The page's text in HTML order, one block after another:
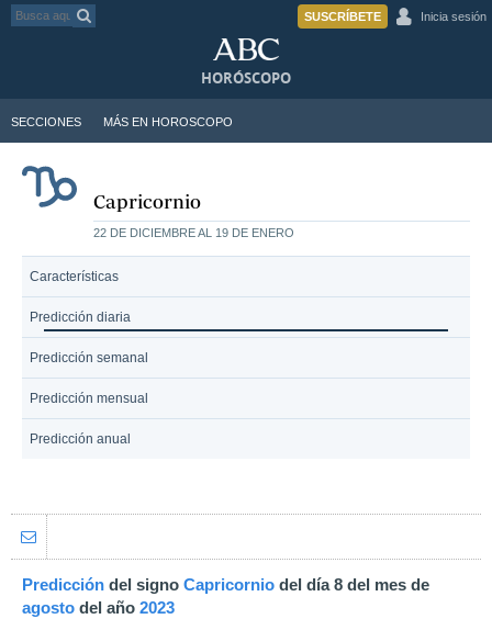
SUSCRÍBETE Inicia sesión
SECCIONES MÁS EN HOROSCOPO
HORÓSCOPO
Capricornio
22 DE DICIEMBRE AL 19 DE ENERO
Características
Predicción diaria
Predicción semanal
Predicción mensual
Predicción anual
Predicción del signo Capricornio del día 8 del mes de
agosto del año 2023